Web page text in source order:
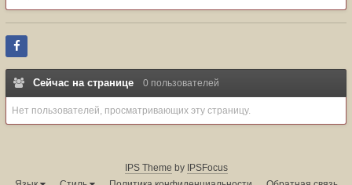
Сейчас на странице 0 пользователей
Нет пользователей, просматривающих эту страницу.
IPS Theme by IPSFocus